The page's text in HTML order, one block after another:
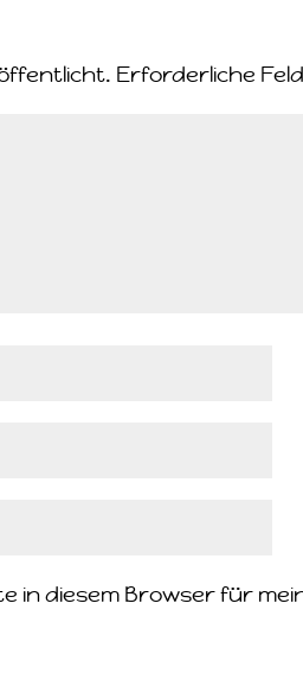
Erforderliche
in diesem Browser für